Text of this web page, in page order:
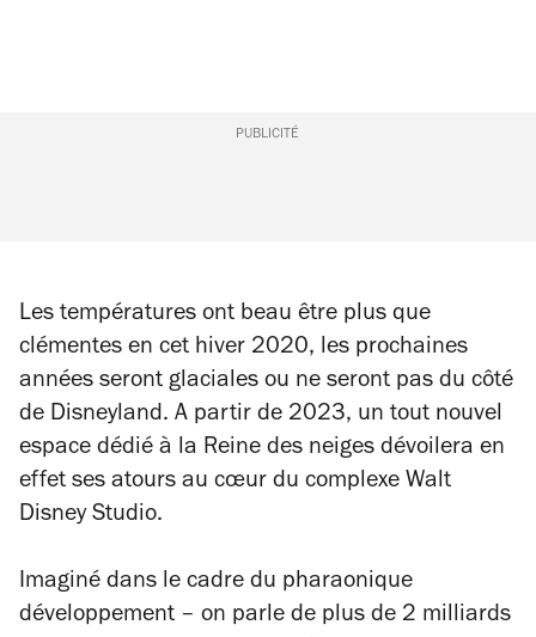
PUBLICITÉ
Les températures ont beau être plus que
clémentes en cet hiver 2020, les prochaines
années seront glaciales ou ne seront pas du côté
de Disneyland. A partir de 2023, un tout nouvel
espace dédié à la Reine des neiges dévoilera en
effet ses atours au cœur du complexe Walt
Disney Studio.
Imaginé dans le cadre du pharaonique
développement – on parle de plus de 2 milliards